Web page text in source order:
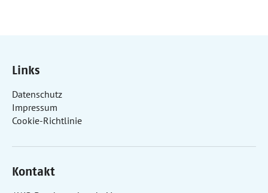
Links
Datenschutz
Impressum
Cookie-Richtlinie
Kontakt